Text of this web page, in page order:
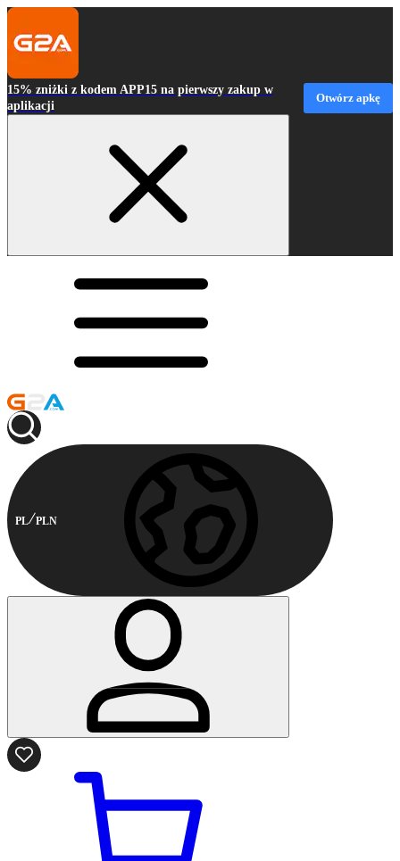
15% zniżki z kodem APP15 na pierwszy zakup w
aplikacji
Otwórz apkę
PL PLN